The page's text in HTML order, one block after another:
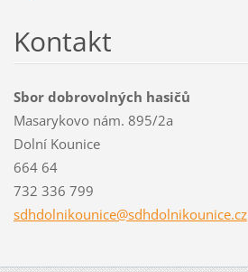
Kontakt
Sbor dobrovolných hasičů
Masarykovo nám. 895/2a
Dolní Kounice
664 64
732 336 799
sdhdolnikounice@sdhdolnikounice.cz